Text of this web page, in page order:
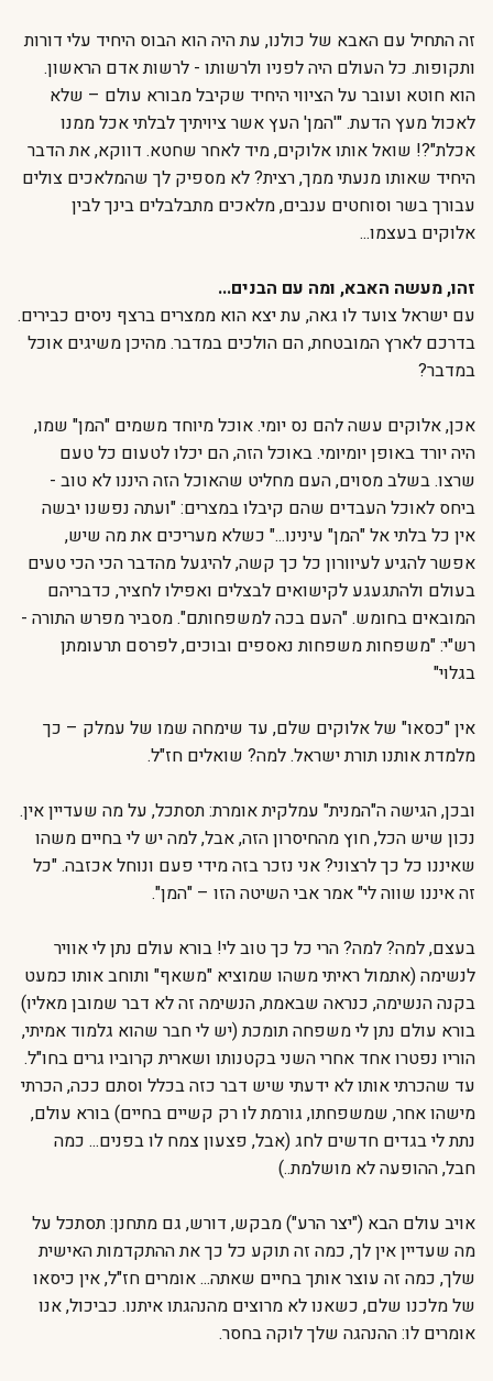
זה התחיל עם האבא של כולנו, עת היה הוא הבוס היחיד עלי דורות
ותקופות. כל העולם היה לפניו ולרשותו - לרשות אדם הראשון.
הוא חוטא ועובר על הציווי היחיד שקיבל מבורא עולם – שלא
לאכול מעץ הדעת. "'המן' העץ אשר ציויתיך לבלתי אכל ממנו
אכלת"?! שואל אותו אלוקים, מיד לאחר שחטא. דווקא, את הדבר
היחיד שאותו מנעתי ממך, רצית? לא מספיק לך שהמלאכים צולים
עבורך בשר וסוחטים ענבים, מלאכים מתבלבלים בינך לבין
אלוקים בעצמו...
זהו, מעשה האבא, ומה עם הבנים...
עם ישראל צועד לו גאה, עת יצא הוא ממצרים ברצף ניסים כבירים.
בדרכם לארץ המובטחת, הם הולכים במדבר. מהיכן משיגים אוכל
במדבר?
אכן, אלוקים עשה להם נס יומי. אוכל מיוחד משמים "המן" שמו,
היה יורד באופן יומיומי. באוכל הזה, הם יכלו לטעום כל טעם
שרצו. בשלב מסוים, העם מחליט שהאוכל הזה היננו לא טוב -
ביחס לאוכל העבדים שהם קיבלו במצרים: "ועתה נפשנו יבשה
אין כל בלתי אל "המן" עינינו..." כשלא מעריכים את מה שיש,
אפשר להגיע לעיוורון כל כך קשה, להיגעל מהדבר הכי הכי טעים
בעולם ולהתגעגע לקישואים לבצלים ואפילו לחציר, כדבריהם
המובאים בחומש. "העם בכה למשפחותם". מסביר מפרש התורה -
רש"י: "משפחות משפחות נאספים ובוכים, לפרסם תרעומתן
בגלוי"
אין "כסאו" של אלוקים שלם, עד שימחה שמו של עמלק – כך
מלמדת אותנו תורת ישראל. למה? שואלים חז"ל.
ובכן, הגישה ה"המנית" עמלקית אומרת: תסתכל, על מה שעדיין אין.
נכון שיש הכל, חוץ מהחיסרון הזה, אבל, למה יש לי בחיים משהו
שאיננו כל כך לרצוני? אני נזכר בזה מידי פעם ונוחל אכזבה. "כל
זה איננו שווה לי" אמר אבי השיטה הזו – "המן".
בעצם, למה? למה? הרי כל כך טוב לי! בורא עולם נתן לי אוויר
לנשימה (אתמול ראיתי משהו שמוציא "משאף" ותוחב אותו כמעט
בקנה הנשימה, כנראה שבאמת, הנשימה זה לא דבר שמובן מאליו)
בורא עולם נתן לי משפחה תומכת (יש לי חבר שהוא גלמוד אמיתי,
הוריו נפטרו אחד אחרי השני בקטנותו ושארית קרוביו גרים בחו"ל.
עד שהכרתי אותו לא ידעתי שיש דבר כזה בכלל וסתם ככה, הכרתי
מישהו אחר, שמשפחתו, גורמת לו רק קשיים בחיים) בורא עולם,
נתת לי בגדים חדשים לחג (אבל, פצעון צמח לו בפנים... כמה
חבל, ההופעה לא מושלמת..)
אויב עולם הבא ("יצר הרע") מבקש, דורש, גם מתחנן: תסתכל על
מה שעדיין אין לך, כמה זה תוקע כל כך את ההתקדמות האישית
שלך, כמה זה עוצר אותך בחיים שאתה... אומרים חז"ל, אין כיסאו
של מלכנו שלם, כשאנו לא מרוצים מהנהגתו איתנו. כביכול, אנו
אומרים לו: ההנהגה שלך לוקה בחסר.